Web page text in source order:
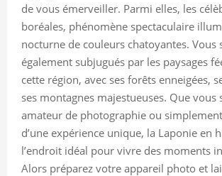
de vous émerveiller. Parmi elles, les
boréales, phénomène spectaculaire
nocturne de couleurs chatoyantes. Vous
également subjugués par les paysages
cette région, avec ses forêts enneigées,
ses montagnes majestueuses. Que vous
amateur de photographie ou
d’une expérience unique, la Laponie en
l’endroit idéal pour vivre des moments
Alors préparez votre appareil photo et